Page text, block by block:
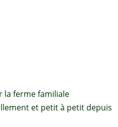
la ferme familiale
et petit à petit depuis